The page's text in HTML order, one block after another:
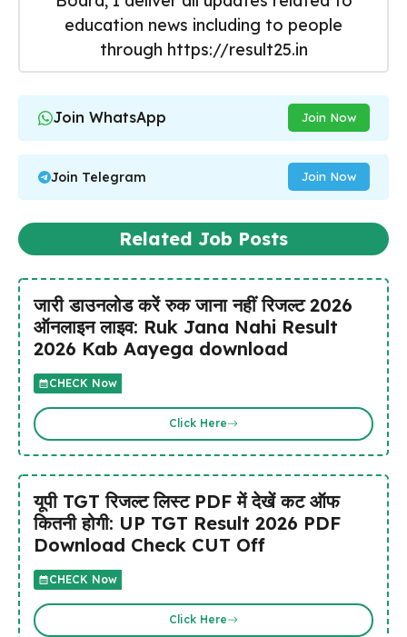
education news including to people
through https://result25.in
Join WhatsApp Join Now
Join Telegram Join Now
Related Job Posts
जारी डाउनलोड करें रुक जाना नहीं रिजल्ट 2026
ऑनलाइन लाइव: Ruk Jana Nahi Result
2026 Kab Aayega download
CHECK Now
Click Here
यूपी TGT रिजल्ट लिस्ट PDF में देखें कट ऑफ
कितनी होगी: UP TGT Result 2026 PDF
Download Check CUT Off
CHECK Now
Click Here